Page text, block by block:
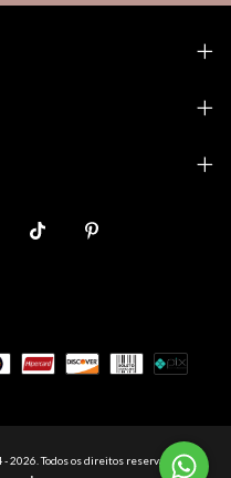
2026. Todos os direitos reservados.